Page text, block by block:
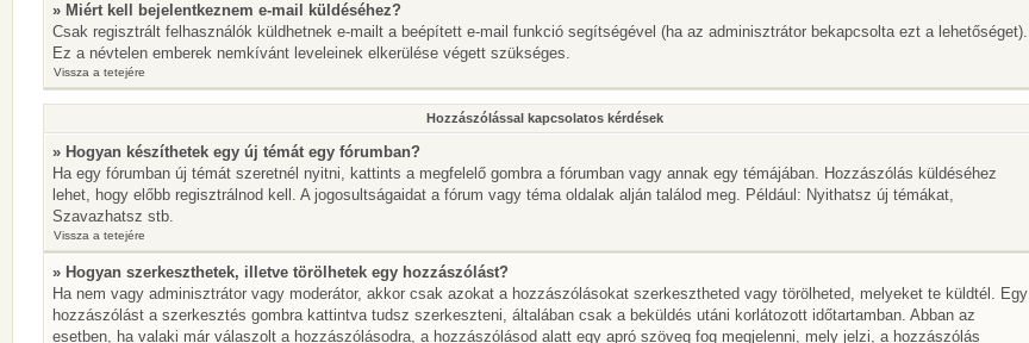
» Miért kell bejelentkeznem e-mail küldéséhez?
Csak regisztrált felhasználók küldhetnek e-mailt a beépített e-mail funkció segítségével (ha az adminisztrátor bekapcsolta ezt a lehetőséget).
Ez a névtelen emberek nemkívánt leveleinek elkerülése végett szükséges.
Vissza a tetejére
Hozzászólással kapcsolatos kérdések
» Hogyan készíthetek egy új témát egy fórumban?
Ha egy fórumban új témát szeretnél nyitni, kattints a megfelelő gombra a fórumban vagy annak egy témájában. Hozzászólás küldéséhez
lehet, hogy előbb regisztrálnod kell. A jogosultságaidat a fórum vagy téma oldalak alján találod meg. Például: Nyithatsz új témákat,
Szavazhatsz stb.
Vissza a tetejére
» Hogyan szerkeszthetek, illetve törölhetek egy hozzászólást?
Ha nem vagy adminisztrátor vagy moderátor, akkor csak azokat a hozzászólásokat szerkesztheted vagy törölheted, melyeket te küldtél. Egy
hozzászólást a szerkesztés gombra kattintva tudsz szerkeszteni, általában csak a beküldés utáni korlátozott időtartamban. Abban az
esetben, ha valaki már válaszolt a hozzászólásodra, a hozzászólásod alatt egy apró szöveg fog megjelenni, mely jelzi, a hozzászólás